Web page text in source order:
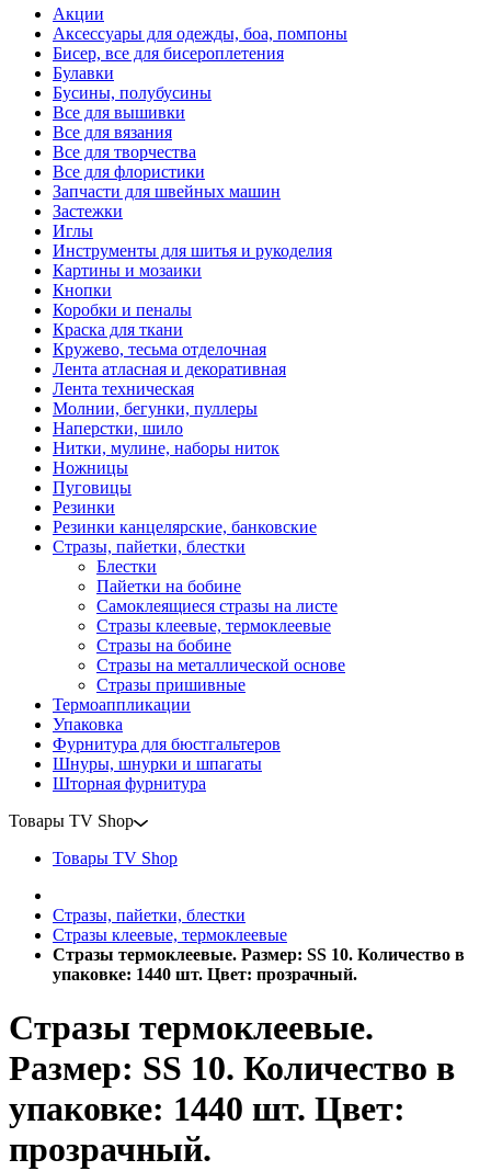
Акции
Аксессуары для одежды, боа, помпоны
Бисер, все для бисероплетения
Булавки
Бусины, полубусины
Все для вышивки
Все для вязания
Все для творчества
Все для флористики
Запчасти для швейных машин
Застежки
Иглы
Инструменты для шитья и рукоделия
Картины и мозаики
Кнопки
Коробки и пеналы
Краска для ткани
Кружево, тесьма отделочная
Лента атласная и декоративная
Лента техническая
Молнии, бегунки, пуллеры
Наперстки, шило
Нитки, мулине, наборы ниток
Ножницы
Пуговицы
Резинки
Резинки канцелярские, банковские
Стразы, пайетки, блестки
Блестки
Пайетки на бобине
Самоклеящиеся стразы на листе
Стразы клеевые, термоклеевые
Стразы на бобине
Стразы на металлической основе
Стразы пришивные
Термоаппликации
Упаковка
Фурнитура для бюстгальтеров
Шнуры, шнурки и шпагаты
Шторная фурнитура
Товары TV Shop
Товары TV Shop
Стразы, пайетки, блестки
Стразы клеевые, термоклеевые
Стразы термоклеевые. Размер: SS 10. Количество в
упаковке: 1440 шт. Цвет: прозрачный.
Стразы термоклеевые.
Размер: SS 10. Количество в
упаковке: 1440 шт. Цвет:
прозрачный.